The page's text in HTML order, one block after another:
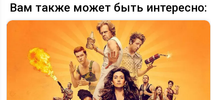
Вам также может быть интересно: